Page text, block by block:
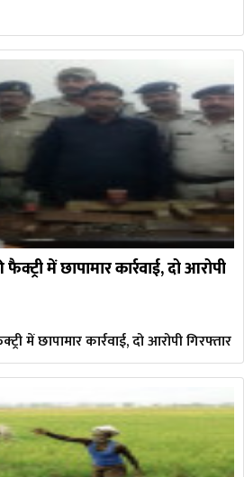
में छापामार कार्रवाई, दो आरोपी
में छापामार कार्रवाई, दो आरोपी गिरफ्तार